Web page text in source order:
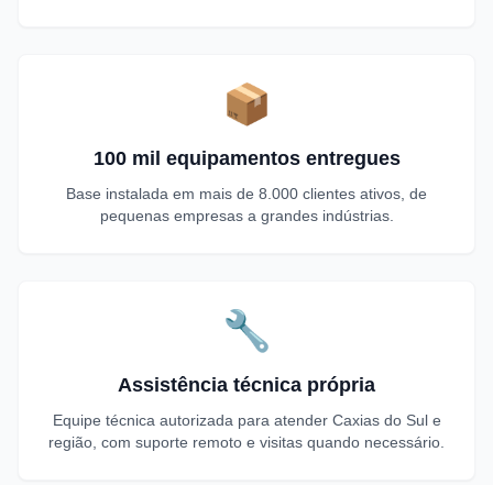
📦
100 mil equipamentos entregues
Base instalada em mais de 8.000 clientes ativos, de
pequenas empresas a grandes indústrias.
🔧
Assistência técnica própria
Equipe técnica autorizada para atender Caxias do Sul e
região, com suporte remoto e visitas quando necessário.